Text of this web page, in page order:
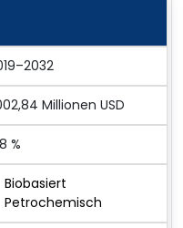
Millionen USD
%
Biobasiert
Petrochemisch